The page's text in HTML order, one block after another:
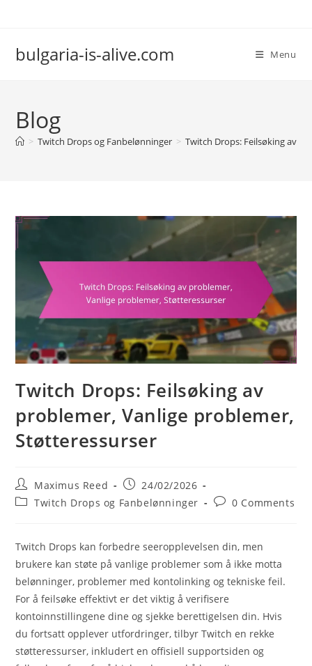
bulgaria-is-alive.com Menu
Blog
> Twitch Drops og Fanbelønninger > Twitch Drops: Feilsøking av
Twitch Drops: Feilsøking av
problemer, Vanlige problemer,
Støtteressurser
Post
author:
Maximus Reed
Post
published:
24/02/2026
PostTwitch Drops og Fanbelønninger
Post0 Comments
Twitch Drops kan forbedre seeropplevelsen din, men
brukere kan støte på vanlige problemer som å ikke motta
belønninger, problemer med kontolinking og tekniske feil.
For å feilsøke effektivt er det viktig å verifisere
kontoinnstillingene dine og sjekke berettigelsen din. Hvis
du fortsatt opplever utfordringer, tilbyr Twitch en rekke
støtteressurser, inkludert en offisiell supportsiden og